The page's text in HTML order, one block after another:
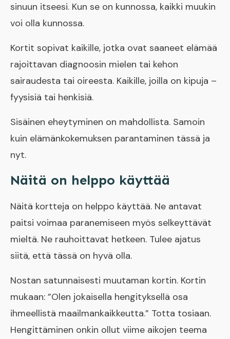
sinuun itseesi. Kun se on kunnossa, kaikki muukin
voi olla kunnossa.
Kortit sopivat kaikille, jotka ovat saaneet elämää
rajoittavan diagnoosin mielen tai kehon
sairaudesta tai oireesta. Kaikille, joilla on kipuja –
fyysisiä tai henkisiä.
Sisäinen eheytyminen on mahdollista. Samoin
kuin elämänkokemuksen parantaminen tässä ja
nyt.
Näitä on helppo käyttää
Näitä kortteja on helppo käyttää. Ne antavat
paitsi voimaa paranemiseen myös selkeyttävät
mieltä. Ne rauhoittavat hetkeen. Tulee ajatus
siitä, että tässä on hyvä olla.
Nostan satunnaisesti muutaman kortin. Kortin
mukaan: ”Olen jokaisella hengityksellä osa
ihmeellistä maailmankaikkeutta.” Totta tosiaan.
Hengittäminen onkin ollut viime aikojen teema